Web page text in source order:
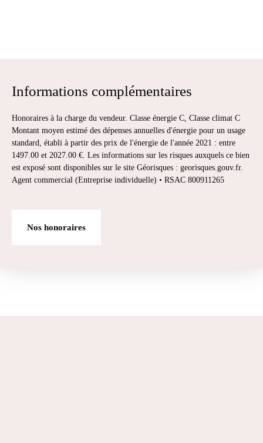
Informations complémentaires
Honoraires à la charge du vendeur. Classe énergie C, Classe climat C
Montant moyen estimé des dépenses annuelles d'énergie pour un usage
standard, établi à partir des prix de l'énergie de l'année 2021 : entre
1497.00 et 2027.00 €. Les informations sur les risques auxquels ce bien
est exposé sont disponibles sur le site Géorisques : georisques.gouv.fr.
Agent commercial (Entreprise individuelle) • RSAC 800911265
Nos honoraires